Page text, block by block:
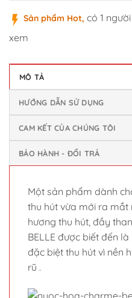
MÔ TẢ
HƯỚNG DẪN SỬ DỤNG
CAM KẾT CỦA CHÚNG TÔI
BẢO HÀNH - ĐỔI TRẢ
Một sản phẩm dành
thu hút vừa mới ra mắt
hương thu hút, đầy
đặc biệt thu hút vì nền
rũ .
CHARME BELLE nắm
hoa đủ chín, đủ ngọt,